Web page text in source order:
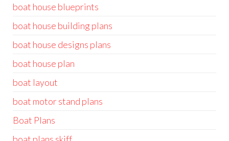
boat house blueprints
boat house building plans
boat house designs plans
boat house plan
boat layout
boat motor stand plans
Boat Plans